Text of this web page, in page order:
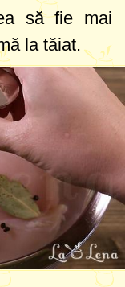
să fie mai
la tăiat.